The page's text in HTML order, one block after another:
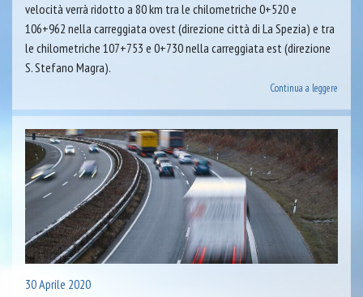
velocità verrà ridotto a 80 km tra le chilometriche 0+520 e
106+962 nella carreggiata ovest (direzione città di La Spezia) e tra
le chilometriche 107+753 e 0+730 nella carreggiata est (direzione
S. Stefano Magra).
Continua a leggere
30 Aprile 2020